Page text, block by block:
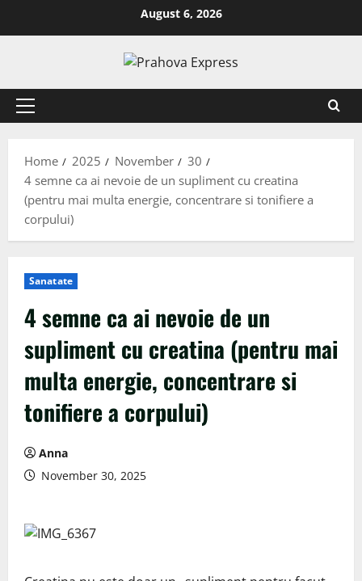
August 6, 2026
Home 2025 November
30
4 semne ca ai nevoie de un supliment cu creatina
(pentru mai multa energie, concentrare si tonifiere a
corpului)
Sanatate
4 semne ca ai nevoie de un
supliment cu creatina (pentru mai
multa energie, concentrare si
tonifiere a corpului)
Anna
November 30, 2025